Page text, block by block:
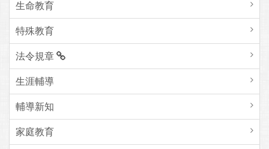
生命教育
特殊教育
法令規章
生涯輔導
輔導新知
家庭教育